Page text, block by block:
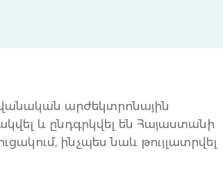
արժեկտրոնային
և ընդգրկվել են Հայաստանի
ինչպես նաև թույլատրվել